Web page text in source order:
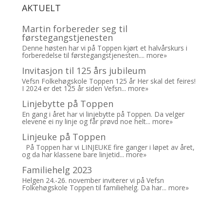
AKTUELT
Martin forbereder seg til
førstegangstjenesten
Denne høsten har vi på Toppen kjørt et halvårskurs i
forberedelse til førstegangstjenesten.... more»
Invitasjon til 125 års jubileum
Vefsn Folkehøgskole Toppen 125 år Her skal det feires!
I 2024 er det 125 år siden Vefsn... more»
Linjebytte på Toppen
En gang i året har vi linjebytte på Toppen. Da velger
elevene ei ny linje og får prøvd noe helt... more»
Linjeuke på Toppen
På Toppen har vi LINJEUKE fire ganger i løpet av året,
og da har klassene bare linjetid... more»
Familiehelg 2023
Helgen 24.-26. november inviterer vi på Vefsn
Folkehøgskole Toppen til familiehelg. Da har... more»